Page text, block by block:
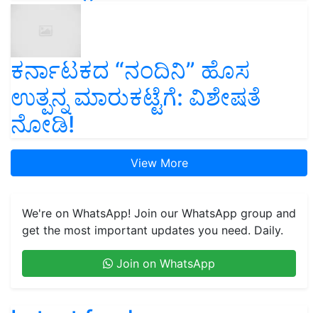
ಕರ್ನಾಟಕದ “ನಂದಿನಿ” ಹೊಸ
ಉತ್ಪನ್ನ ಮಾರುಕಟ್ಟೆಗೆ: ವಿಶೇಷತೆ
ನೋಡಿ!
View More
We're on WhatsApp! Join our WhatsApp group and
get the most important updates you need. Daily.
Join on WhatsApp